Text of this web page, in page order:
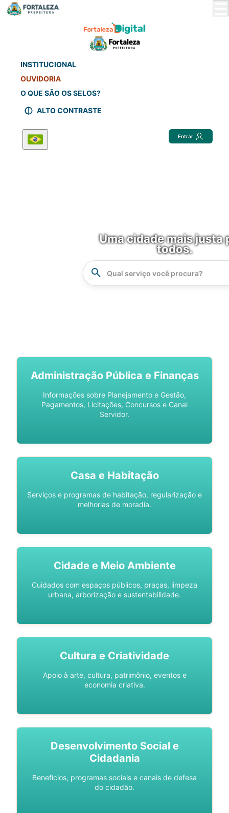
INSTITUCIONAL
OUVIDORIA
O QUE SÃO OS SELOS?
ALTO CONTRASTE
Entrar
Uma cidade mais justa
todos.
Administração Pública e Finanças
Informações sobre Planejamento e Gestão,
Pagamentos, Licitações, Concursos e Canal
Servidor.
Casa e Habitação
Serviços e programas de habitação, regularização e
melhorias de moradia.
Cidade e Meio Ambiente
Cuidados com espaços públicos, praças, limpeza
urbana, arborização e sustentabilidade.
Cultura e Criatividade
Apoio à arte, cultura, patrimônio, eventos e
economia criativa.
Desenvolvimento Social e
Cidadania
Benefícios, programas sociais e canais de defesa
do cidadão.